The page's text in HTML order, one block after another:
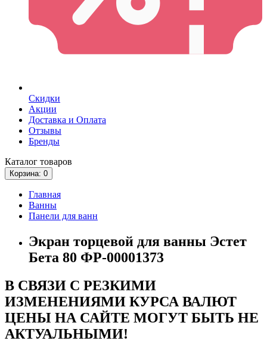
Скидки
Акции
Доставка и Оплата
Отзывы
Бренды
Каталог товаров
Корзина: 0
Главная
Ванны
Панели для ванн
Экран торцевой для ванны Эстет
Бета 80 ФР-00001373
В СВЯЗИ С РЕЗКИМИ
ИЗМЕНЕНИЯМИ КУРСА ВАЛЮТ
ЦЕНЫ НА САЙТЕ МОГУТ БЫТЬ НЕ
АКТУАЛЬНЫМИ!